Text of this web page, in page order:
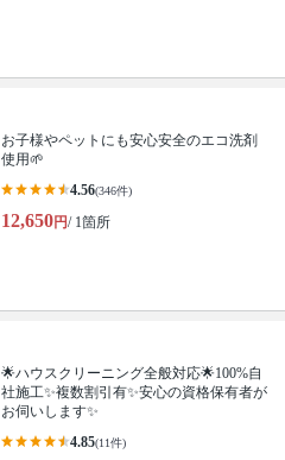
お子様やペットにも安心安全のエコ洗剤
使用🌱
4.56(346件)
12,650円/ 1箇所
🌟ハウスクリーニング全般対応🌟100%自
社施工✨複数割引有✨安心の資格保有者が
お伺いします✨
4.85(11件)